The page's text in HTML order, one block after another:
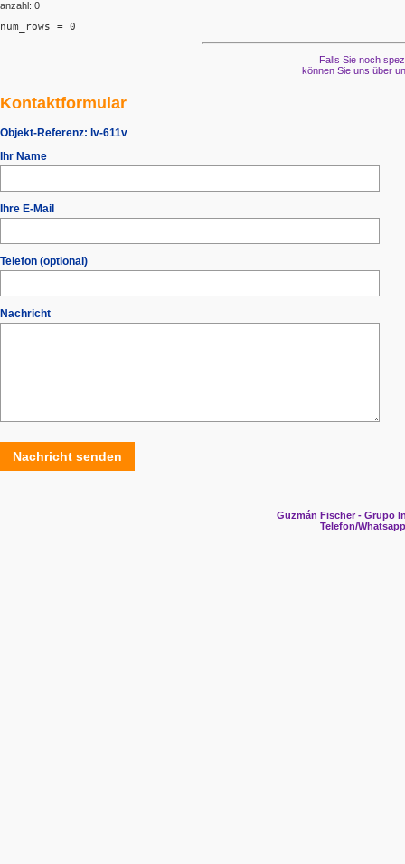
anzahl: 0
num_rows = 0
Falls Sie noch
können Sie uns über
Kontaktformular
Objekt-Referenz: lv-611v
Ihr Name
Ihre E-Mail
Telefon (optional)
Nachricht
Nachricht senden
Guzmán Fischer - Grupo
Telefon/